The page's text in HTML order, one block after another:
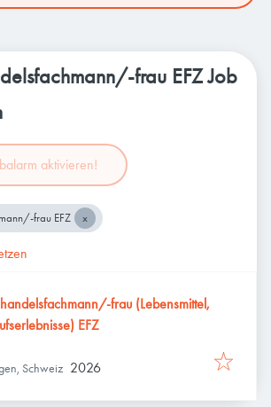
frau EFZ Job
aktivieren!
frau EFZ
frau (Lebensmittel,
EFZ
Schweiz 2026